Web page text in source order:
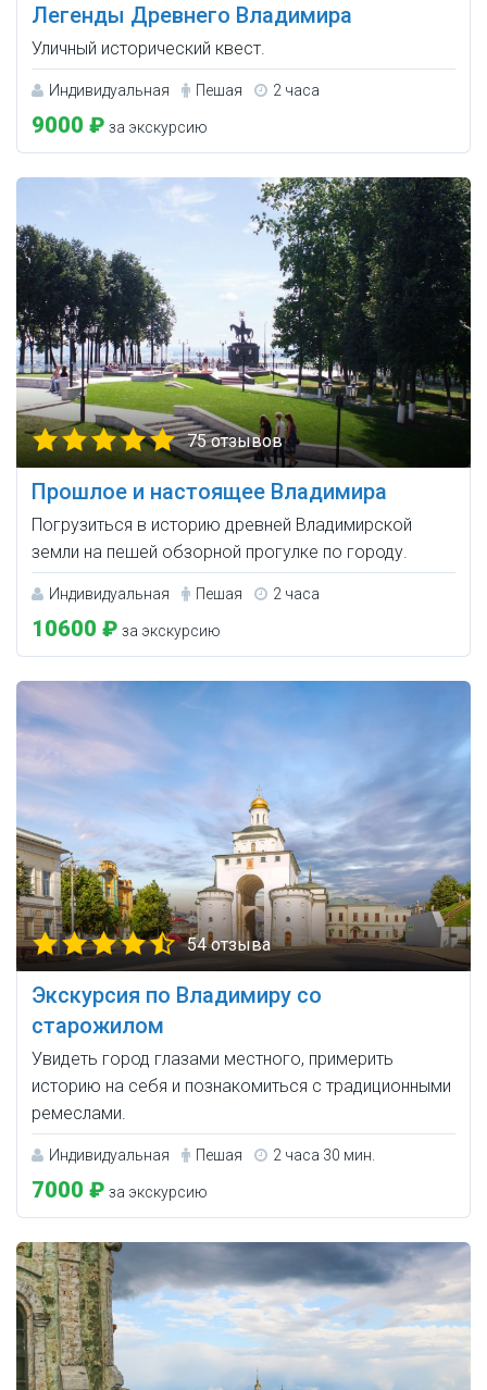
Легенды Древнего Владимира
Уличный исторический квест.
Индивидуальная Пешая 2 часа
9000 ₽ за экскурсию
75 отзывов
Прошлое и настоящее Владимира
Погрузиться в историю древней Владимирской
земли на пешей обзорной прогулке по городу.
Индивидуальная Пешая 2 часа
10600 ₽ за экскурсию
54 отзыва
Экскурсия по Владимиру со
старожилом
Увидеть город глазами местного, примерить
историю на себя и познакомиться с традиционными
ремеслами.
Индивидуальная Пешая 2 часа 30 мин.
7000 ₽ за экскурсию